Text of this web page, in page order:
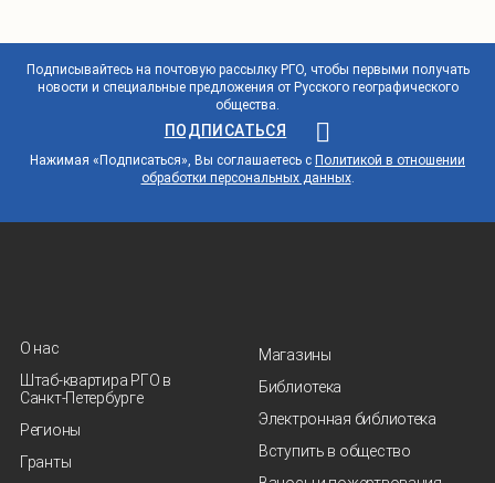
Подписывайтесь на почтовую рассылку РГО, чтобы первыми получать
новости и специальные предложения от Русского географического
общества.
ПОДПИСАТЬСЯ
Нажимая «Подписаться», Вы соглашаетесь с Политикой в отношении
обработки персональных данных.
О нас
Штаб-квартира РГО в
Санкт‑Петербурге
Регионы
Гранты
Магазины
Библиотека
Электронная библиотека
Вступить в общество